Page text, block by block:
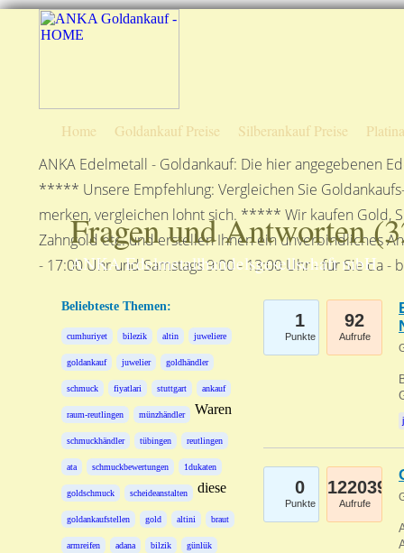
Home Goldankauf Preise Silberankauf Preise
ANKA Edelmetall - Goldankauf: Die hier angegebenen
***** Unsere Empfehlung: Vergleichen Sie
merken, vergleichen lohnt sich. ***** Wir kaufen Gold,
Zahngold etc. und erstellen Ihnen ein unverbindliches
- 17:00 Uhr und Samstags 9:00 - 13:00 Uhr - für Sie
Fragen und Antworten (
ANKA Edelmetallhandelsgesellschaft mbH
Beliebteste Themen:
cumhuriyet bilezik altin juweliere
goldankauf juwelier goldhändler
schmuck fiyatlari stuttgart ankauf
raum-reutlingen münzhändler
schmuckhändler tübingen reutlingen
ata schmuckbewertungen 1dukaten
goldschmuck scheideanstalten
goldankaufstellen gold altini braut
armreifen adana bilzik günlük
Waren
diese
1
Punkte
92
Aufrufe
0
Punkte
122039
Aufrufe